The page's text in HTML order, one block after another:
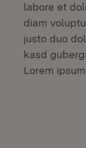
labore et
diam
justo duo
kasd
Lorem